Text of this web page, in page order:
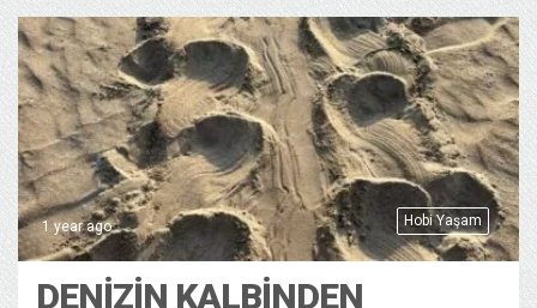
Hobi Yaşam
1 year ago
DENİZİN KALBİNDEN